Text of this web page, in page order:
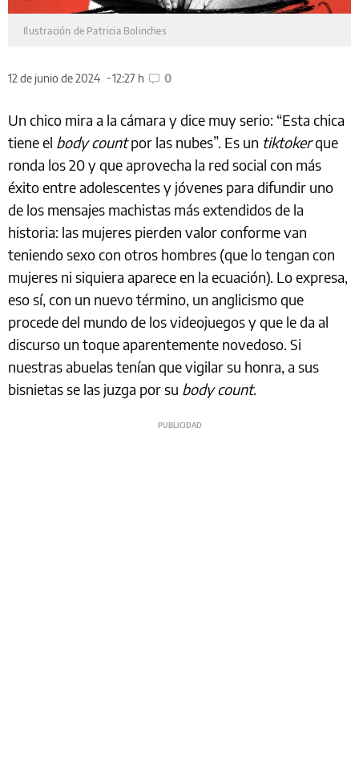
Ilustración de Patricia Bolinches
12 de junio de 2024 12:27 h 0
Un chico mira a la cámara y dice muy serio: “Esta chica
tiene el body countpor las nubes”. Es un tiktokerque
ronda los 20 y que aprovecha la red social con más
éxito entre adolescentes y jóvenes para difundir uno
de los mensajes machistas más extendidos de la
historia: las mujeres pierden valor conforme van
teniendo sexo con otros hombres (que lo tengan con
mujeres ni siquiera aparece en la ecuación). Lo expresa,
eso sí, con un nuevo término, un anglicismo que
procede del mundo de los videojuegos y que le da al
discurso un toque aparentemente novedoso. Si
nuestras abuelas tenían que vigilar su honra, a sus
bisnietas se las juzga por su body count.